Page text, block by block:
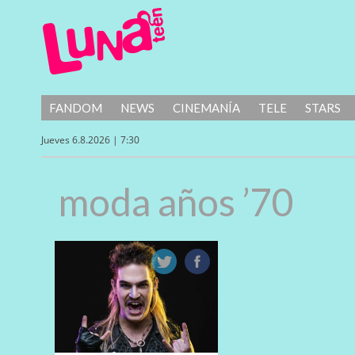
FANDOM NEWS CINEMANÍA TELE STARS
Jueves 6.8.2026 | 7:30
moda años ’70